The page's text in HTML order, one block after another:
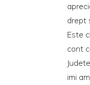
drept
Este
cont
imi